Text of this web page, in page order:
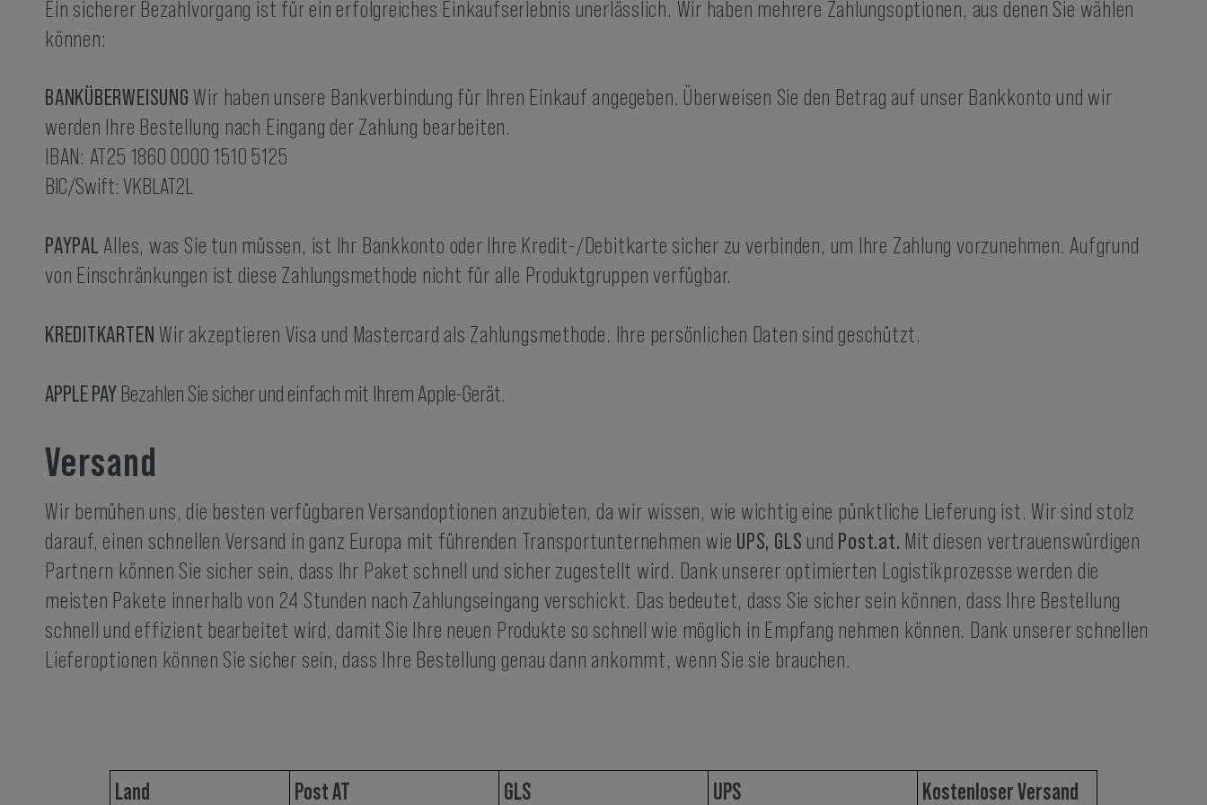
Ein sicherer Bezahlvorgang ist für ein erfolgreiches Einkaufserlebnis unerlässlich. Wir haben mehrere Zahlungsoptionen, aus denen Sie wählen
können:
BANKÜBERWEISUNGWir haben unsere Bankverbindung für Ihren Einkauf angegeben. Überweisen Sie den Betrag auf unser Bankkonto und wir
werden Ihre Bestellung nach Eingang der Zahlung bearbeiten.
IBAN: AT25 1860 0000 1510 5125
BIC/Swift: VKBLAT2L
PAYPAL Alles, was Sie tun müssen, ist Ihr Bankkonto oder Ihre Kredit-/Debitkarte sicher zu verbinden, um Ihre Zahlung vorzunehmen. Aufgrund
von Einschränkungen ist diese Zahlungsmethode nicht für alle Produktgruppen verfügbar.
KREDITKARTEN Wir akzeptieren Visa und Mastercard als Zahlungsmethode. Ihre persönlichen Daten sind geschützt.
APPLE PAY Bezahlen Sie sicher und einfach mit Ihrem Apple-Gerät.
Versand
Wir bemühen uns, die besten verfügbaren Versandoptionen anzubieten, da wir wissen, wie wichtig eine pünktliche Lieferung ist. Wir sind stolz
darauf, einen schnellen Versand in ganz Europa mit führenden Transportunternehmen wie UPS, GLS und Post.at. Mit diesen vertrauenswürdigen
Partnern können Sie sicher sein, dass Ihr Paket schnell und sicher zugestellt wird. Dank unserer optimierten Logistikprozesse werden die
meisten Pakete innerhalb von 24 Stunden nach Zahlungseingang verschickt. Das bedeutet, dass Sie sicher sein können, dass Ihre Bestellung
schnell und effizient bearbeitet wird, damit Sie Ihre neuen Produkte so schnell wie möglich in Empfang nehmen können. Dank unserer schnellen
Lieferoptionen können Sie sicher sein, dass Ihre Bestellung genau dann ankommt, wenn Sie sie brauchen.
Land Post AT GLS UPS
Kostenloser Versand